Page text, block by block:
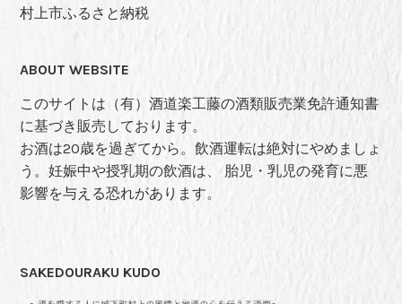
村上市ふるさと納税
ABOUT WEBSITE
このサイトは（有）酒道楽工藤の酒類販売業免許通知書
に基づき販売しております。
お酒は20歳を過ぎてから。飲酒運転は絶対にやめましょ
う。妊娠中や授乳期の飲酒は、 胎児・乳児の発育に悪
影響を与える恐れがあります。
SAKEDOURAKU KUDO